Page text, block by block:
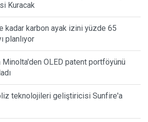
Kuracak
kadar karbon ayak izini yüzde 65
planlıyor
Minolta'den OLED patent portföyünü
teknolojileri geliştiricisi Sunfire'a